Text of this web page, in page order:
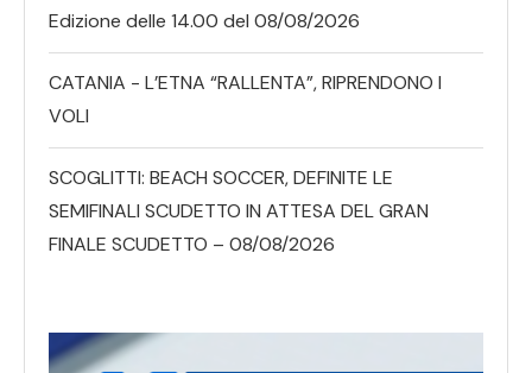
Edizione delle 14.00 del 08/08/2026
CATANIA - L’ETNA “RALLENTA”, RIPRENDONO I
VOLI
SCOGLITTI: BEACH SOCCER, DEFINITE LE
SEMIFINALI SCUDETTO IN ATTESA DEL GRAN
FINALE SCUDETTO – 08/08/2026